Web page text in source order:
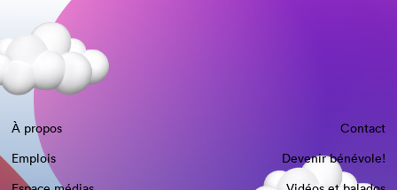
À propos
Contact
Emplois
Devenir bénévole!